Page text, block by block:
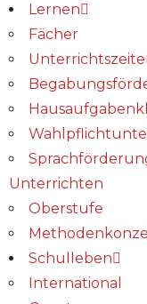
Lernen
Fächer
Unterrichten
Oberstufe
Schulleben
International